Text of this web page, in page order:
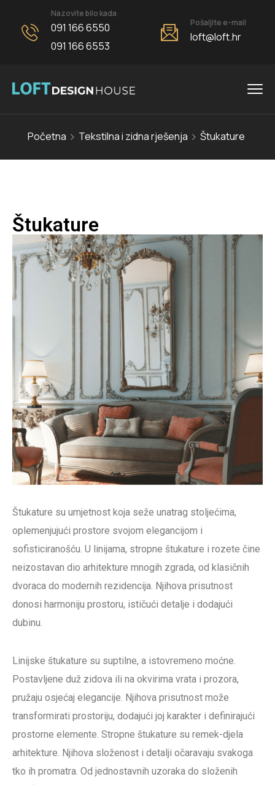
Nazovite bilo kada
091 166 6550
091 166 6553
Pošaljite e-mail
loft@loft.hr
Početna Tekstilna i zidna rješenja Štukature
Štukature
Štukature su umjetnost koja seže unatrag stoljećima,
oplemenjujući prostore svojom elegancijom i
sofisticiranošću. U linijama, stropne štukature i rozete čine
neizostavan dio arhitekture mnogih zgrada, od klasičnih
dvoraca do modernih rezidencija. Njihova prisutnost
donosi harmoniju prostoru, ističući detalje i dodajući
dubinu.
Linijske štukature su suptilne, a istovremeno moćne.
Postavljene duž zidova ili na okvirima vrata i prozora,
pružaju osjećaj elegancije. Njihova prisutnost može
transformirati prostoriju, dodajući joj karakter i definirajući
prostorne elemente. Stropne štukature su remek-djela
arhitekture. Njihova složenost i detalji očaravaju svakoga
tko ih promatra. Od jednostavnih uzoraka do složenih